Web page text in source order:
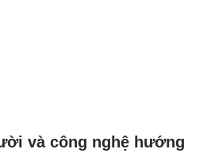
và công nghệ hướng